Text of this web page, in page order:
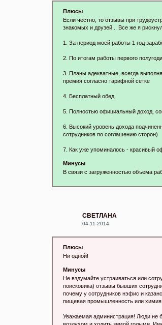
Плюсы
Если честно, то отзывы при
знакомых и друзей... Все же я
1. За период моей работы 1 год
2. По итогам работы первого
3. Планы адекватные, всегда
премия согласно тарифной сетке
4. Бесплатный обед
5. Полностью официальный доход,
6. Высокий уровень дохода
сотрудников по соглашению сторон)
7. Как уже упоминалось - красивый
Минусы
В связи с загруженностью объема
СВЕТЛАНА
04-11-2014
Плюсы
Ни одной!
Минусы
Не вздумайте устраиваться или
поисковика) отзывы бывших
почему у сотрудников нэфис и
пищевая промышленность или
Уважаемая администрация! Люди не